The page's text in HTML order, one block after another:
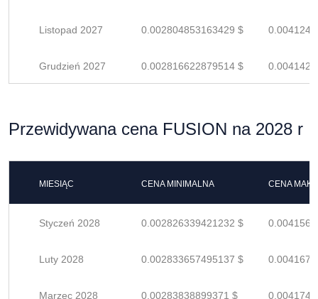
Listopad 2027 0.002804853163429 $
Grudzień 2027 0.002816622879514 $
Przewidywana cena FUSION na 2028 r
MIESIĄC CENA MINIMALNA CENA
Styczeń 2028 0.002826339421232 $
Luty 2028 0.002833657495137 $
Marzec 2028 0.00283838899371 $